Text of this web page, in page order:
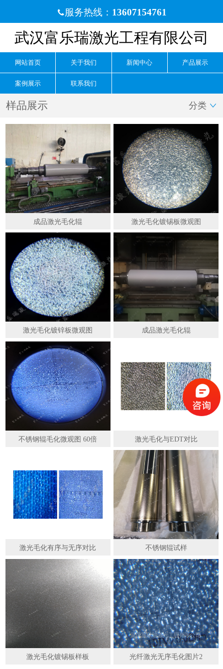
服务热线： 13607154761
武汉富乐瑞激光工程有限公司
网站首页 关于我们 新闻中心 产品展示
案例展示 联系我们
样品展示 分类 
成品激光毛化辊 激光毛化镀锡板微观图
激光毛化镀锌板微观图 成品激光毛化辊
不锈钢辊毛化微观图 60倍 激光毛化与EDT对比
激光毛化有序与无序对比 不锈钢辊试样
激光毛化镀锡板样板 光纤激光无序毛化图片2